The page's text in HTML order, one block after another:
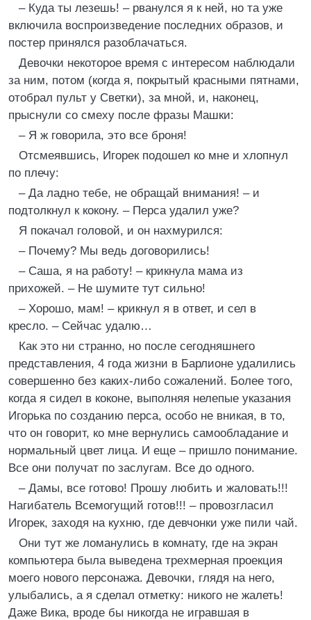
– Куда ты лезешь! – рванулся я к ней, но та уже
включила воспроизведение последних образов, и
постер принялся разоблачаться.
Девочки некоторое время с интересом наблюдали
за ним, потом (когда я, покрытый красными пятнами,
отобрал пульт у Светки), за мной, и, наконец,
прыснули со смеху после фразы Машки:
– Я ж говорила, это все броня!
Отсмеявшись, Игорек подошел ко мне и хлопнул
по плечу:
– Да ладно тебе, не обращай внимания! – и
подтолкнул к кокону. – Перса удалил уже?
Я покачал головой, и он нахмурился:
– Почему? Мы ведь договорились!
– Саша, я на работу! – крикнула мама из
прихожей. – Не шумите тут сильно!
– Хорошо, мам! – крикнул я в ответ, и сел в
кресло. – Сейчас удалю…
Как это ни странно, но после сегодняшнего
представления, 4 года жизни в Барлионе удалились
совершенно без каких-либо сожалений. Более того,
когда я сидел в коконе, выполняя нелепые указания
Игорька по созданию перса, особо не вникая, в то,
что он говорит, ко мне вернулись самообладание и
нормальный цвет лица. И еще – пришло понимание.
Все они получат по заслугам. Все до одного.
– Дамы, все готово! Прошу любить и жаловать!!!
Нагибатель Всемогущий готов!!! – провозгласил
Игорек, заходя на кухню, где девчонки уже пили чай.
Они тут же ломанулись в комнату, где на экран
компьютера была выведена трехмерная проекция
моего нового персонажа. Девочки, глядя на него,
улыбались, а я сделал отметку: никого не жалеть!
Даже Вика, вроде бы никогда не игравшая в